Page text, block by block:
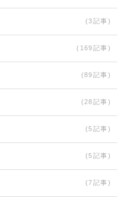
(3記事)
(169記事)
(89記事)
(28記事)
(5記事)
(5記事)
(7記事)